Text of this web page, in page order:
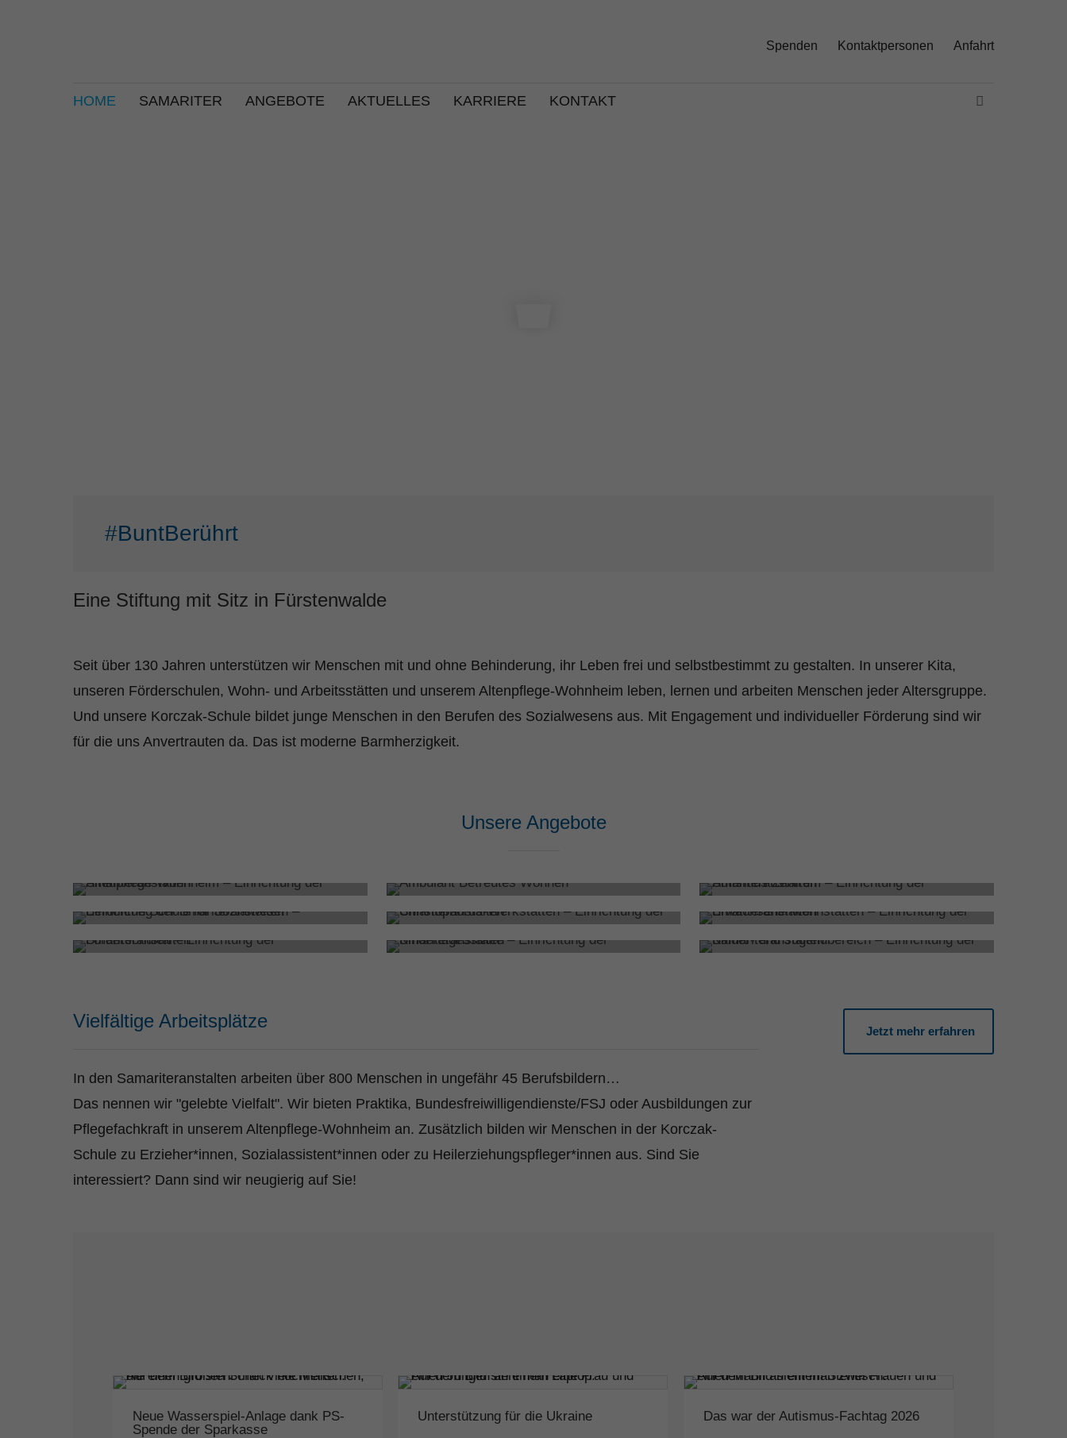
HOME SAMARITER ANGEBOTE AKTUELLES KARRIERE KONTAKT
Spenden Kontaktpersonen Anfahrt
#BuntBerührt
Eine Stiftung mit Sitz in Fürstenwalde
Seit über 130 Jahren unterstützen wir Menschen mit und ohne Behinderung, ihr Leben frei und selbstbestimmt zu gestalten. In unserer Kita,
unseren Förderschulen, Wohn- und Arbeitsstätten und unserem Altenpflege-Wohnheim leben, lernen und arbeiten Menschen jeder Altersgruppe.
Und unsere Korczak-Schule bildet junge Menschen in den Berufen des Sozialwesens aus. Mit Engagement und individueller Förderung sind wir
für die uns Anvertrauten da. Das ist moderne Barmherzigkeit.
Unsere Angebote
Altenpflege-Wohnheim Ambulant Betreutes Wohnen
Autismus-Zentrum
Korczak-Schule
Christophorus-Werkstätten
Erwachsenen-Wohnbereich
Vielfältige Arbeitsplätze
In den Samariteranstalten arbeiten über 800 Menschen in ungefähr 45 Berufsbildern…
Das nennen wir "gelebte Vielfalt". Wir bieten Praktika, Bundesfreiwilligendienste/FSJ oder Ausbildungen zur
Pflegefachkraft in unserem Altenpflege-Wohnheim an. Zusätzlich bilden wir Menschen in der Korczak-
Schule zu Erzieher*innen, Sozialassistent*innen oder zu Heilerziehungspfleger*innen aus. Sind Sie
interessiert? Dann sind wir neugierig auf Sie!
Jetzt mehr erfahren
Neue Wasserspiel-Anlage dank PS-
Spende der Sparkasse
Unterstützung für die Ukraine Das war der Autismus-Fachtag 2026